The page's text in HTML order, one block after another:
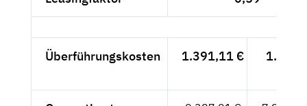
Überführungskosten 1.391,11 €
1.169,-